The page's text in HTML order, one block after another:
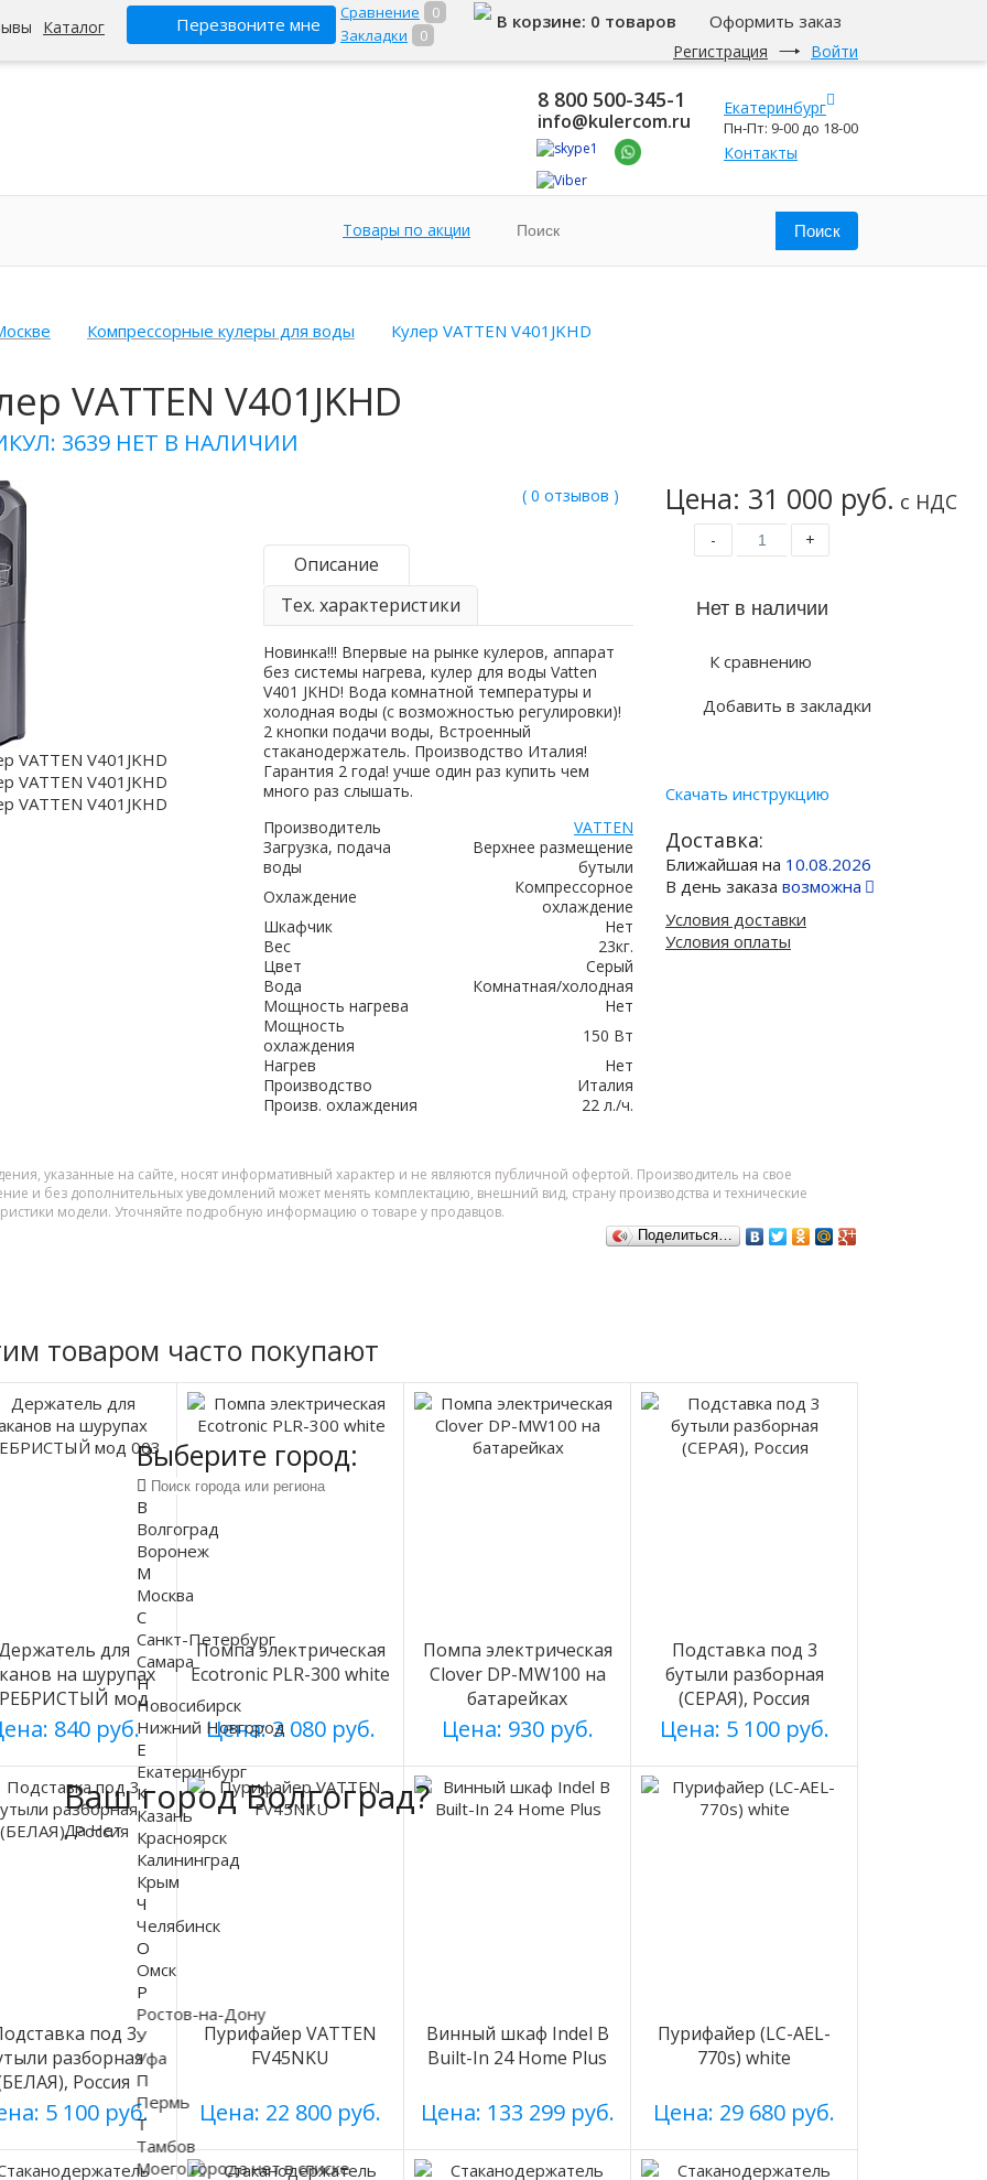
Каталог Перезвоните мне
Сравнение
0
Закладки
0
Регистрация Войти
В корзине: 0 товаров Оформить заказ
8 800 500-345-1
info@kulercom.ru
Екатеринбург
Пн-Пт: 9-00 до 18-00
Контакты
Товары по акции
Компрессорные кулеры для воды Кулер VATTEN V401JKHD
VATTEN V401JKHD
3639 НЕТ В НАЛИЧИИ
Цена: 31 000 руб. с НДС
- +
К сравнению
Добавить в закладки
Скачать инструкцию
Доставка:
Ближайшая на 10.08.2026
В день заказа возможна
Условия доставки
Условия оплаты
( 0 отзывов )
Описание
Тех. характеристики
Новинка!!! Впервые на рынке кулеров, аппарат
без системы нагрева, кулер для воды Vatten
V401 JKHD! Вода комнатной температуры и
холодная воды (с возможностью регулировки)!
2 кнопки подачи воды, Встроенный
стаканодержатель. Производство Италия!
Гарантия 2 года! учше один раз купить чем
много раз слышать.
Производитель
VATTEN
Загрузка, подача
воды
Верхнее размещение
бутыли
Охлаждение
Компрессорное
охлаждение
Шкафчик
Нет
Вес
23кг.
Цвет
Серый
Вода
Комнатная/холодная
Мощность нагрева
Нет
Мощность
охлаждения
150 Вт
Нагрев
Нет
Производство
Италия
Произв. охлаждения
22 л./ч.
указанные на сайте, носят информативный характер и не являются публичной офертой. Производитель на свое
и без дополнительных уведомлений может менять комплектацию, внешний вид, страну производства и технические
модели. Уточняйте подробную информацию о товаре у продавцов.
Поделиться…
товаром часто покупают
для
на шурупах
мод
003
840 руб.
Помпа электрическая
Ecotronic PLR-300 white
Цена: 3 080 руб.
Помпа электрическая
Clover DP-MW100 на
батарейках
Цена: 930 руб.
Подставка под 3
бутыли разборная
(СЕРАЯ), Россия
Цена: 5 100 руб.
под 3
разборная
Россия
5 100 руб.
Пурифайер VATTEN
FV45NKU
Цена: 22 800 руб.
Винный шкаф Indel B
Built-In 24 Home Plus
Цена: 133 299 руб.
Пурифайер (LC-AEL-
770s) white
Цена: 29 680 руб.
Ваш город Волгоград?
Да Нет
Выберите город:
В
Волгоград
Воронеж
М
Москва
С
Санкт-Петербург
Самара
Н
Новосибирск
Нижний Новгород
Е
Екатеринбург
К
Казань
Красноярск
Калининград
Крым
Ч
Челябинск
О
Омск
Р
Ростов-на-Дону
У
Уфа
П
Пермь
Т
Тамбов
Моего города нет в списке